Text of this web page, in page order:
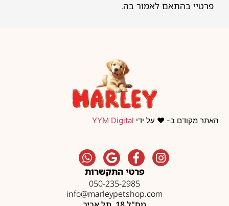
פרטיי בהתאם לאמור בה.
האתר מקודם ב- ❤️ על ידי YYM Digital
פרטי התקשרות
050-235-2985
info@marleypetshop.com